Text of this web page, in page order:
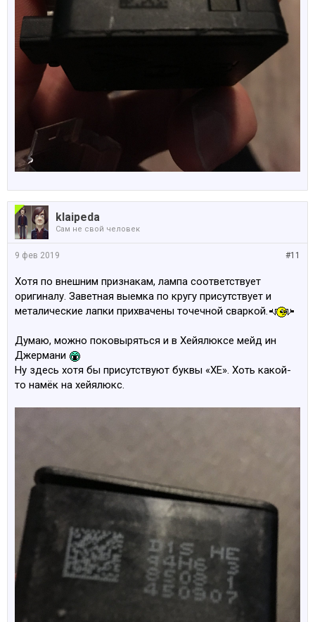
klaipeda
Сам не свой человек
#11
9 фев 2019
Хотя по внешним признакам, лампа соответствует
оригиналу. Заветная выемка по кругу присутствует и
металические лапки прихвачены точечной сваркой.
Думаю, можно поковыряться и в Хейялюксе мейд ин
Джермани
Ну здесь хотя бы присутствуют буквы «ХЕ». Хоть какой-
то намёк на хейялюкс.